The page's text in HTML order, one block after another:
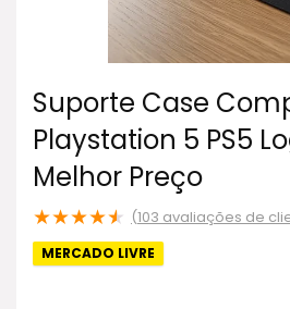
Suporte Case
Playstation 5 PS5
Melhor Preço
★★★★★ (103 avaliações de
MERCADO LIVRE